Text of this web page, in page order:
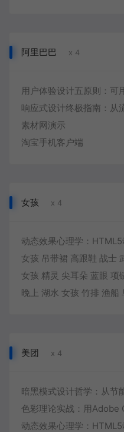
阿里巴巴 x 4
用户体验设计五原则：可
响应式设计终极指南：从
素材网演示
淘宝手机客户端
女孩 x 4
动态效果心理学：
女孩 精灵 尖耳朵 蓝眼 项
美团 x 4
暗黑模式设计哲学：从节
色彩理论实战：用Adobe
动态效果心理学：